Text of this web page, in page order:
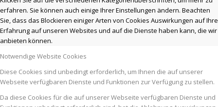
erfahren. Sie können auch einige Ihrer Einstellungen ändern. Beachten
Sie, dass das Blockieren einiger Arten von Cookies Auswirkungen auf Ihre
Erfahrung auf unseren Websites und auf die Dienste haben kann, die wir
anbieten können.
Notwendige Website Cookies
Diese Cookies sind unbedingt erforderlich, um Ihnen die auf unserer
Webseite verfügbaren Dienste und Funktionen zur Verfügung zu stellen.
Da diese Cookies für die auf unserer Webseite verfügbaren Dienste und